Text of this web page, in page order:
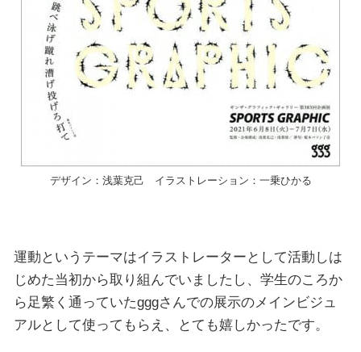
デザイン：浅葉克己 イラストレーション：一乗ひかる
運動というテーマはイラストレーターとして活動しは
じめた当初から取り組んでいましたし、学生のころか
ら足繁く通っていたgggさんでの展示のメインビジュ
アルとして使ってもらえ、とても嬉しかったです。